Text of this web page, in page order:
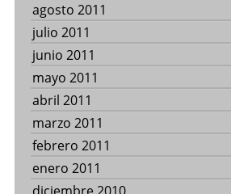
agosto 2011
julio 2011
junio 2011
mayo 2011
abril 2011
marzo 2011
febrero 2011
enero 2011